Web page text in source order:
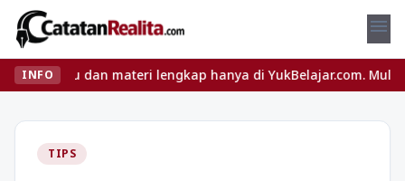
menu
INFO
dan materi lengkap hanya di YukBelajar.com. Mulai
TIPS